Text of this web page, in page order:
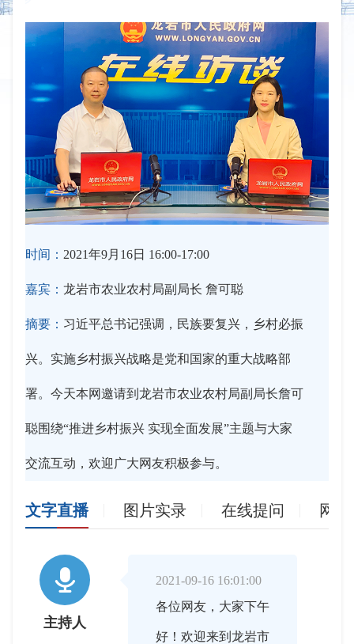
时间： 2021年9月16日 16:00-17:00
嘉宾： 龙岩市农业农村局副局长 詹可聪
摘要： 习近平总书记强调，民族要复兴，乡村必振
兴。实施乡村振兴战略是党和国家的重大战略部
署。今天本网邀请到龙岩市农业农村局副局长詹可
聪围绕“推进乡村振兴 实现全面发展”主题与大家
交流互动，欢迎广大网友积极参与。
文字直播 图片实录 在线提问 网

主持人
2021-09-16 16:01:00
各位网友，大家下午
好！欢迎来到龙岩市